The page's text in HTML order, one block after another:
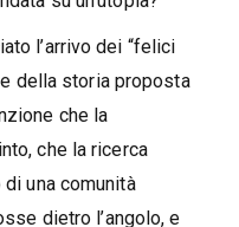
l’arrivo dei “felici
della storia proposta
che la
che la ricerca
una comunità
dietro l’angolo, e